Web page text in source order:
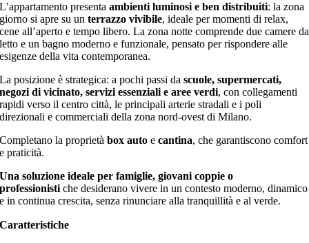
L’appartamento presentaambienti luminosi e ben distribuiti: la zona
giorno si apre su unterrazzo vivibile, ideale per momenti di relax,
cene all’aperto e tempo libero. La zona notte comprende due camere da
letto e un bagno moderno e funzionale, pensato per rispondere alle
esigenze della vita contemporanea.
La posizione è strategica: a pochi passi dascuole, supermercati,
negozi di vicinato, servizi essenziali e aree verdi, con collegamenti
rapidi verso il centro città, le principali arterie stradali e i poli
direzionali e commerciali della zona nord-ovest di Milano.
Completano la proprietàbox auto ecantina, che garantiscono comfort
e praticità.
Una soluzione ideale per famiglie, giovani coppie o
professionisti che desiderano vivere in un contesto moderno, dinamico
e in continua crescita, senza rinunciare alla tranquillità e al verde.
Caratteristiche